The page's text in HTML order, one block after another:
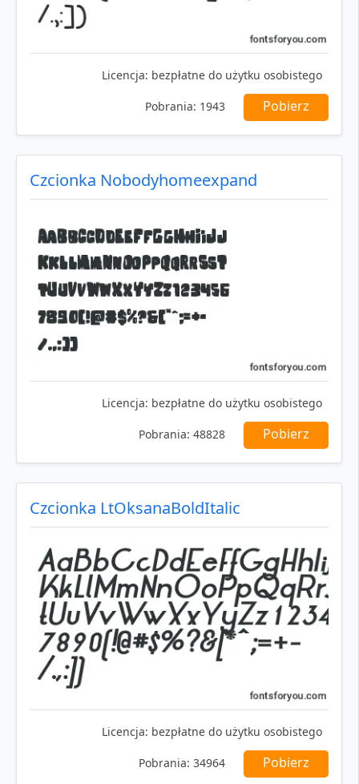
Licencja: bezpłatne do użytku osobistego
Pobrania: 1943 Pobierz
Czcionka Nobodyhomeexpand
Licencja: bezpłatne do użytku osobistego
Pobrania: 48828 Pobierz
Czcionka LtOksanaBoldItalic
Licencja: bezpłatne do użytku osobistego
Pobrania: 34964 Pobierz